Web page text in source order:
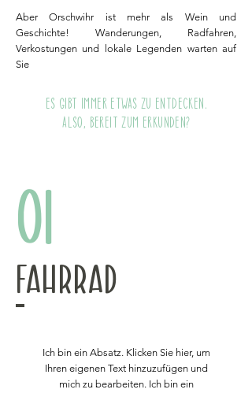
Aber Orschwihr ist mehr als Wein und
Geschichte! Wanderungen, Radfahren,
Verkostungen und lokale Legenden warten auf
Sie
Es gibt immer etwas zu entdecken.
Also, bereit zum Erkunden?
01
Fahrrad
Ich bin ein Absatz. Klicken Sie hier, um
Ihren eigenen Text hinzuzufügen und
mich zu bearbeiten. Ich bin ein